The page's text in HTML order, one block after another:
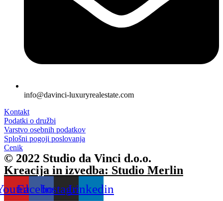
info@davinci-luxuryrealestate.com
Kontakt
Podatki o družbi
Varstvo osebnih podatkov
Splošni pogoji poslovanja
Cenik
© 2022 Studio da Vinci d.o.o.
Kreacija in izvedba: Studio Merlin
FacebookInstagramLinkedin